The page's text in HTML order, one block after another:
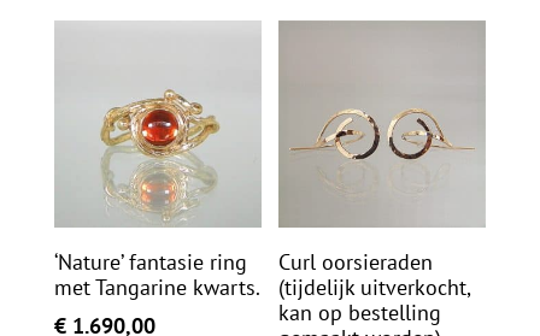
‘Nature’ fantasie ring
met Tangarine kwarts.
€1.690,00
Curl oorsieraden
(tijdelijk uitverkocht,
kan op bestelling